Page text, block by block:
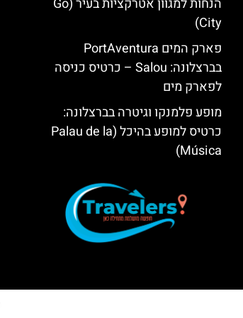
הנחות למגוון אטרקציות בעיר (Go
City)
פארק המים PortAventura
בברצלונה: Salou – כרטיס כניסה
לפארק מים
מופע פלמנקו וגיטרה בברצלונה:
כרטיס למופע בהיכל (Palau de la
Música)